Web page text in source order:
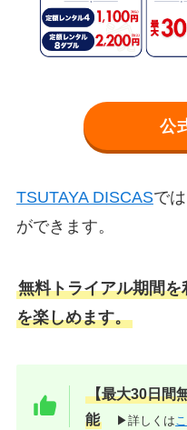
公
TSUTAYA DISCASで
ができます。
無料トライアル期間
を楽しめます。
【最大30日間
能
▶詳しくは